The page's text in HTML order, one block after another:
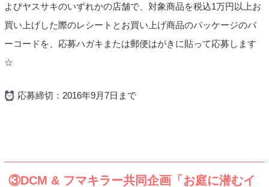
よびヤスサキのいずれかの店舗で、対象商品を税込1万円以上お
買い上げした際のレシートとお買い上げ商品のパッケージのバ
ーコードを、応募ハガキまたは郵便はがきに貼って応募します
☆
応募締切：2016年9月7日まで
③DCM & フマキラー共同企画「お庭に潜むイ